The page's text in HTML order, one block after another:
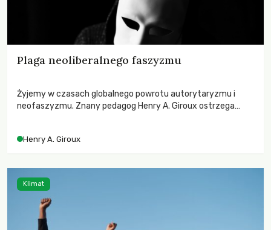
Plaga neoliberalnego faszyzmu
Żyjemy w czasach globalnego powrotu autorytaryzmu i
neofaszyzmu. Znany pedagog Henry A. Giroux ostrzega
wychowają świadomych obywateli?
Henry A. Giroux
Klimat